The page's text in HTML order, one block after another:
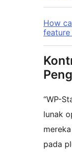
How
“WP-
lunak
pada